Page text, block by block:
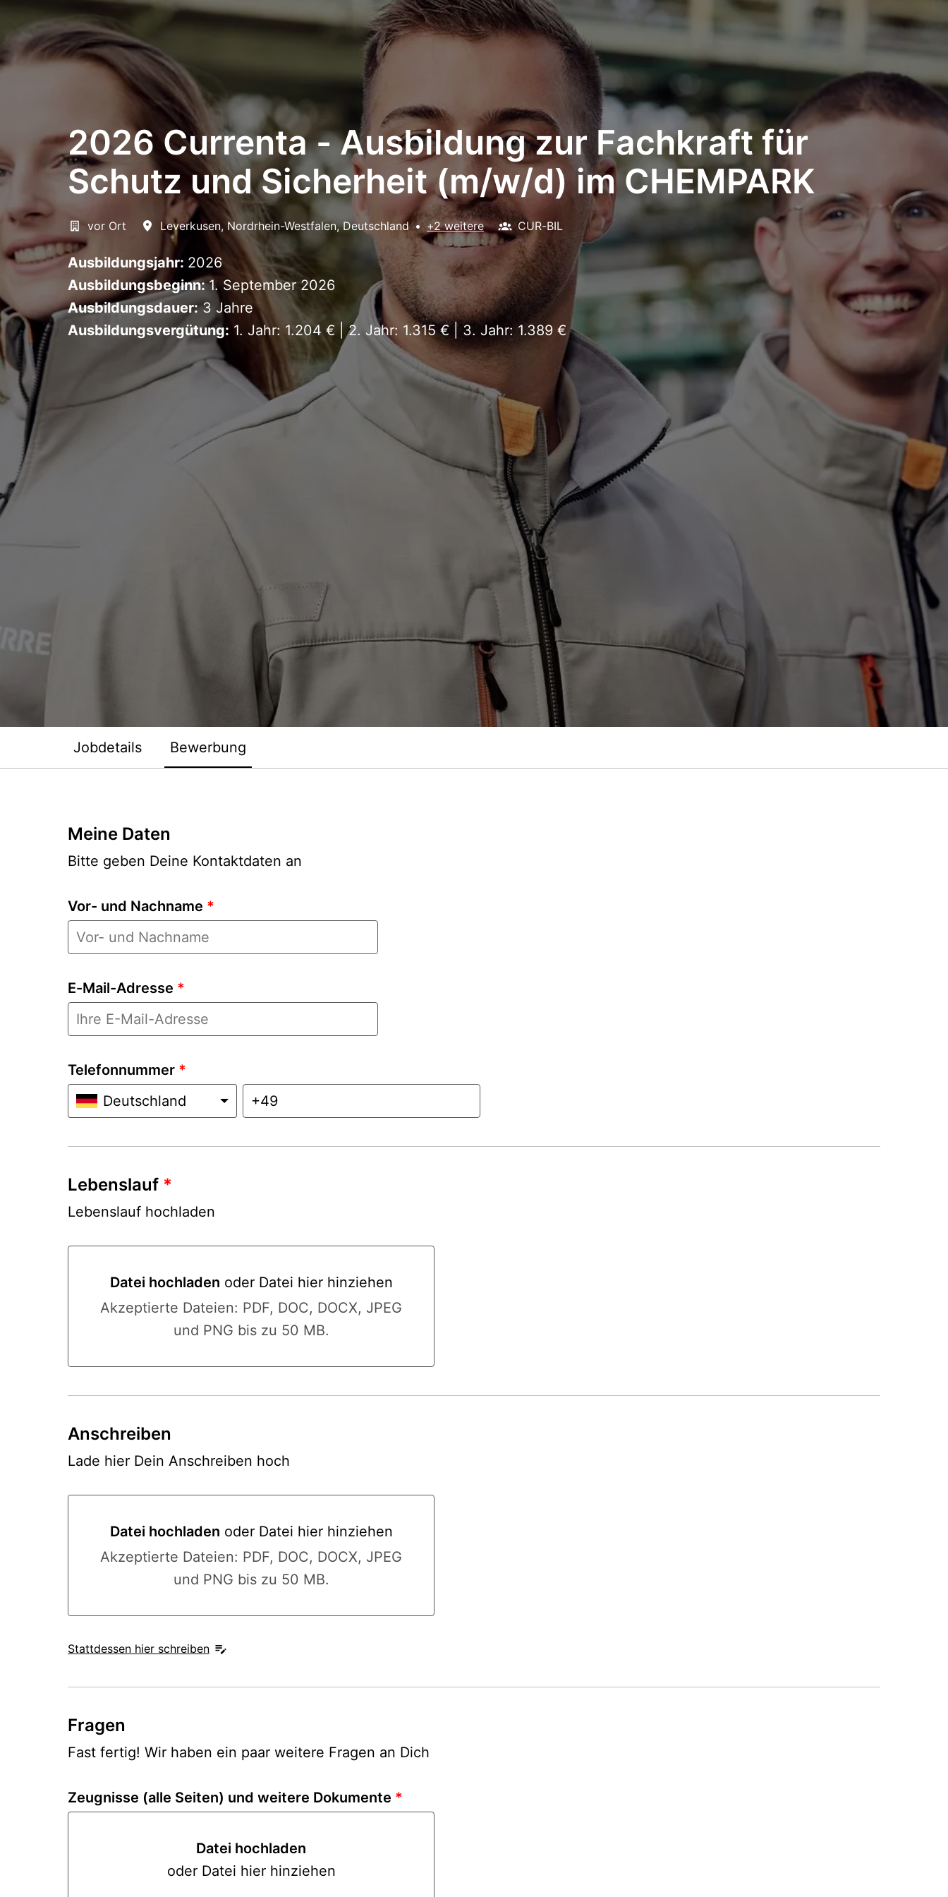
2026 Currenta - Ausbildung zur Fachkraft für
Schutz und Sicherheit (m/w/d) im CHEMPARK
vor Ort Leverkusen, Nordrhein-Westfalen, Deutschland • +2 weitere CUR-BIL
Ausbildungsjahr: 2026
Ausbildungsbeginn:1. September 2026
Ausbildungsdauer:3 Jahre
Ausbildungsvergütung: 1. Jahr: 1.204 € | 2. Jahr: 1.315 € | 3. Jahr: 1.389 €
Jobdetails Bewerbung
Meine Daten
Bitte geben Deine Kontaktdaten an
Vor- und Nachname *
E-Mail-Adresse *
Telefonnummer *
Deutschland
Lebenslauf *
Lebenslauf hochladen
Datei hochladen oder Datei hier hinziehen
Datei hochladen oder Datei hier hinziehen
Akzeptierte Dateien: PDF, DOC, DOCX, JPEG
und PNG bis zu 50 MB.
Anschreiben
Lade hier Dein Anschreiben hoch
Datei hochladen oder Datei hier hinziehen
Datei hochladen oder Datei hier hinziehen
Akzeptierte Dateien: PDF, DOC, DOCX, JPEG
und PNG bis zu 50 MB.
Stattdessen hier schreiben
Fragen
Fast fertig! Wir haben ein paar weitere Fragen an Dich
Zeugnisse (alle Seiten) und weitere Dokumente *
Datei hochladen
oder Datei hier hinziehen